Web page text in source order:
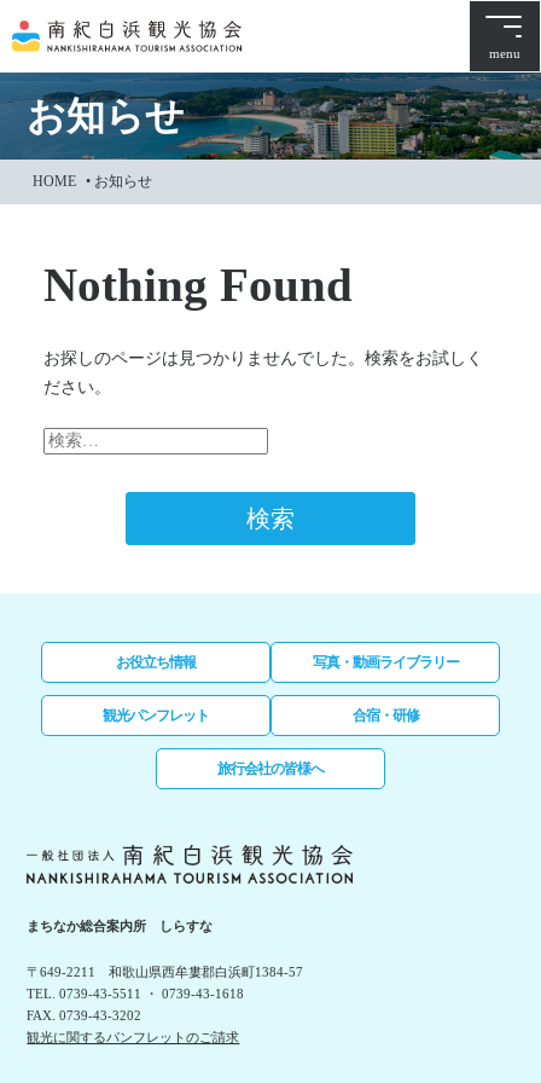
文
に
ス
ッ
menu
お知らせ
HOME • お知らせ
Nothing Found
お探しのページは見つかりませんでした。検索をお試しく
ださい。
検
お役立ち情報 写真・動画ライブラリー
観光パンフレット 合宿・研修
旅行会社の皆様へ
まちなか総合案内所 しらすな
〒649-2211 和歌山県西牟婁郡白浜町1384-57
TEL. 0739-43-5511 ・ 0739-43-1618
FAX. 0739-43-3202
観光に関するパンフレットのご請求